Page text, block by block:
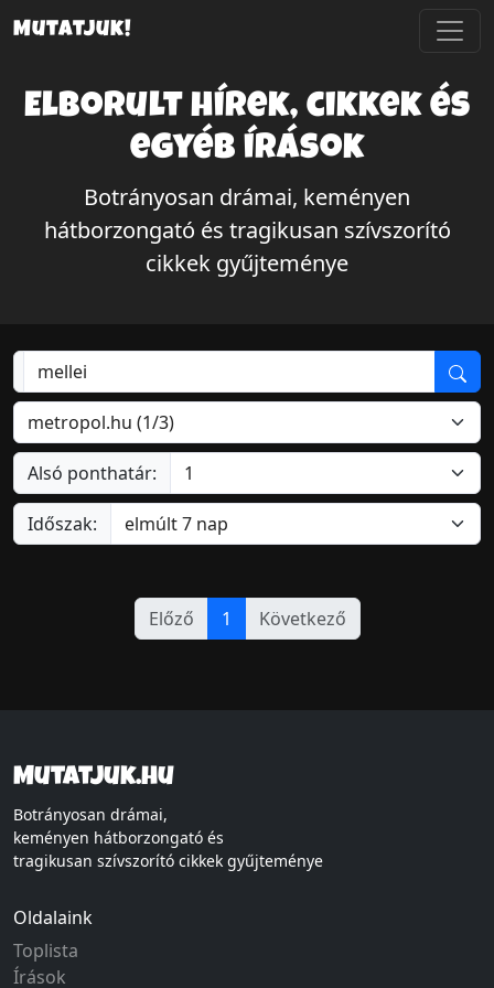
Mutatjuk!
Elborult hírek, cikkek és
egyéb írások
Botrányosan drámai, keményen
hátborzongató és tragikusan szívszorító
cikkek gyűjteménye
Alsó ponthatár:
Időszak:
Előző 1 Következő
Mutatjuk.hu
Botrányosan drámai,
keményen hátborzongató és
tragikusan szívszorító cikkek gyűjteménye
Oldalaink
Toplista
Írások